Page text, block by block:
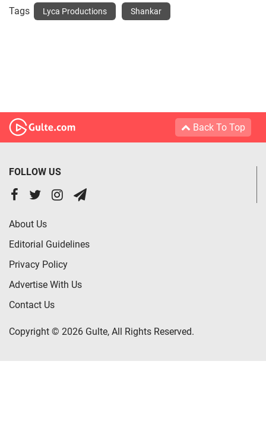
Tags Lyca Productions Shankar
Back To Top
FOLLOW US
About Us
Editorial Guidelines
Privacy Policy
Advertise With Us
Contact Us
Copyright © 2026 Gulte, All Rights Reserved.